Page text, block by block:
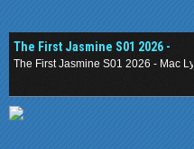
The First Jasmine S01 2026 -
Mạc Ly
The First Jasmine S01 2026 - Mac Ly